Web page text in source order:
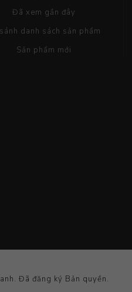
Đã xem gần đây
danh sách sản phẩm
Sản phẩm mới
Đã đăng ký Bản quyền.